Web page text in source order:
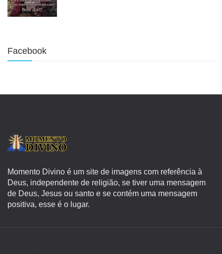
Facebook
Momento Divino é um site de imagens com referência à
Deus, independente de religião, se tiver uma mensagem
de Deus, Jesus ou santo e se contém uma mensagem
positiva, esse é o lugar.